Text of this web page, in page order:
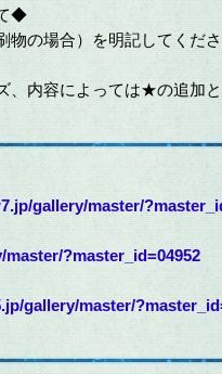
◆
物の場合）を明記してくださ
、内容によっては★の追加
gallery/master/
?master_id=04952
gallery/master/